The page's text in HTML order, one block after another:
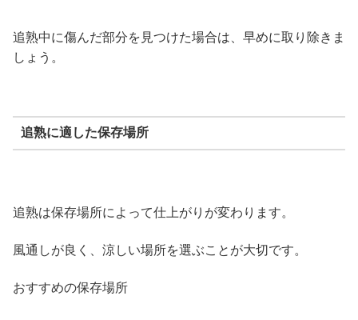
追熟中に傷んだ部分を見つけた場合は、早めに取り除きま
しょう。
追熟に適した保存場所
追熟は保存場所によって仕上がりが変わります。
風通しが良く、涼しい場所を選ぶことが大切です。
おすすめの保存場所